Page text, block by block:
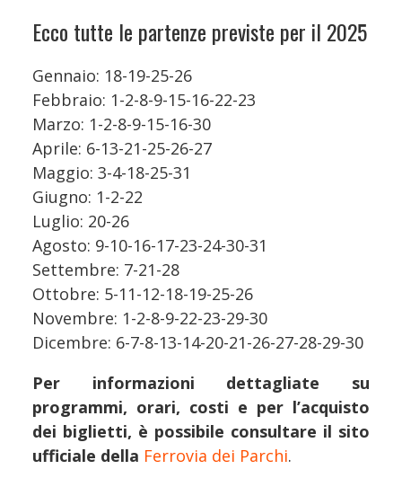
Ecco tutte le partenze previste per il 2025
Gennaio: 18-19-25-26
Febbraio: 1-2-8-9-15-16-22-23
Marzo: 1-2-8-9-15-16-30
Aprile: 6-13-21-25-26-27
Maggio: 3-4-18-25-31
Giugno: 1-2-22
Luglio: 20-26
Agosto: 9-10-16-17-23-24-30-31
Settembre: 7-21-28
Ottobre: 5-11-12-18-19-25-26
Novembre: 1-2-8-9-22-23-29-30
Dicembre: 6-7-8-13-14-20-21-26-27-28-29-30
Per informazioni dettagliate su
programmi, orari, costi e per l’acquisto
dei biglietti, è possibile consultare il sito
ufficiale della Ferrovia dei Parchi.